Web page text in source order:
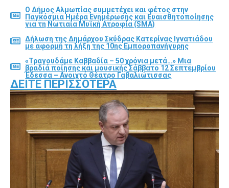
Ο Δήμος Αλμωπίας συμμετέχει και φέτος στην
Παγκόσμια Ημέρα Ενημέρωσης και Ευαισθητοποίησης
για τη Νωτιαία Μυϊκή Ατροφία (SMA)
Δήλωση της Δημάρχου Σκύδρας Κατερίνας Ιγνατιάδου
με αφορμή τη λήξη της 10ης Εμποροπανήγυρης
«Τραγουδάμε Καββαδία – 50 χρόνια μετά…» Μια
βραδιά ποίησης και μουσικής Σάββατο 12 Σεπτεμβρίου
Έδεσσα – Ανοιχτό Θέατρο Γαβαλιώτισσας
ΔΕΊΤΕ ΠΕΡΙΣΣΌΤΕΡΑ